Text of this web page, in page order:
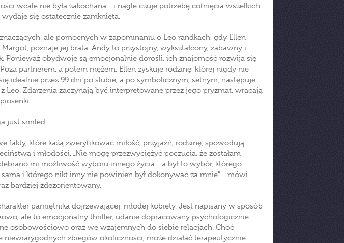
wcale nie była zakochana - i nagle czuje potrzebę cofnięcia wszelkich
się ostatecznie zamknięta.
ale pomocnych w zapominaniu o Leo randkach, gdy Ellen
poznaje jej brata. Andy to przystojny, wykształcony, zabawny i
Ponieważ obydwoje są emocjonalnie dorośli, ich znajomość rozwija się
partnerem, a potem mężem, Ellen zyskuje rodzinę, której nigdy nie
się idealnie przez 99 dni po ślubie, a po symbolicznym, setnym, następuje
Leo. Zdarzenia zaczynają być interpretowane przez jego pryzmat, wracają
just smiled
fakty, które każą zweryfikować miłość, przyjaźń, rodzinę, spowodują
i młodości. „Nie mogę przezwyciężyć poczucia, że zostałam
mi możliwość wyboru innego życia - a był to wybór, którego
i którego nikt inny nie powinien był dokonywać za mnie" - mówi
bardziej zdezorientowany.
pamiętnika dojrzewającej, młodej kobiety. Jest napisany w sposób
ale to emocjonalny thriller, udanie dopracowany psychologicznie -
osobowościowo oraz we wzajemnych do siebie relacjach. Choć
niewiarygodnych zbiegów okoliczności, może działać terapeutycznie.